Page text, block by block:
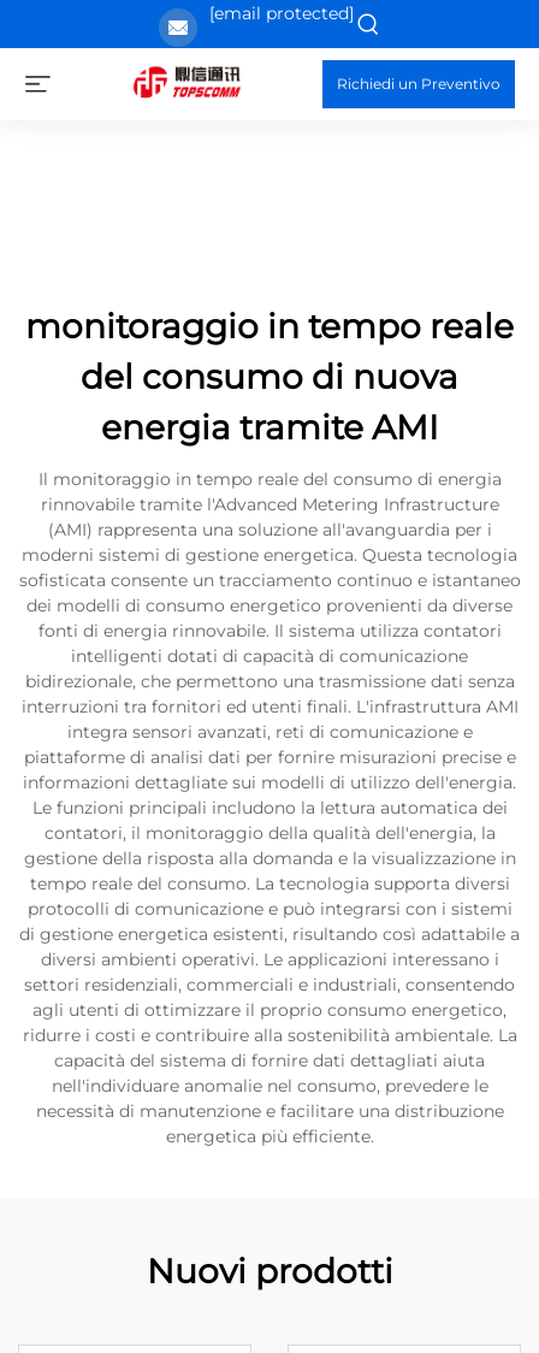
[email protected]
Richiedi un Preventivo
monitoraggio in tempo reale
del consumo di nuova
energia tramite AMI
Il monitoraggio in tempo reale del consumo di energia
rinnovabile tramite l'Advanced Metering Infrastructure
(AMI) rappresenta una soluzione all'avanguardia per i
moderni sistemi di gestione energetica. Questa tecnologia
sofisticata consente un tracciamento continuo e istantaneo
dei modelli di consumo energetico provenienti da diverse
fonti di energia rinnovabile. Il sistema utilizza contatori
intelligenti dotati di capacità di comunicazione
bidirezionale, che permettono una trasmissione dati senza
interruzioni tra fornitori ed utenti finali. L'infrastruttura AMI
integra sensori avanzati, reti di comunicazione e
piattaforme di analisi dati per fornire misurazioni precise e
informazioni dettagliate sui modelli di utilizzo dell'energia.
Le funzioni principali includono la lettura automatica dei
contatori, il monitoraggio della qualità dell'energia, la
gestione della risposta alla domanda e la visualizzazione in
tempo reale del consumo. La tecnologia supporta diversi
protocolli di comunicazione e può integrarsi con i sistemi
di gestione energetica esistenti, risultando così adattabile a
diversi ambienti operativi. Le applicazioni interessano i
settori residenziali, commerciali e industriali, consentendo
agli utenti di ottimizzare il proprio consumo energetico,
ridurre i costi e contribuire alla sostenibilità ambientale. La
capacità del sistema di fornire dati dettagliati aiuta
nell'individuare anomalie nel consumo, prevedere le
necessità di manutenzione e facilitare una distribuzione
energetica più efficiente.
Nuovi prodotti